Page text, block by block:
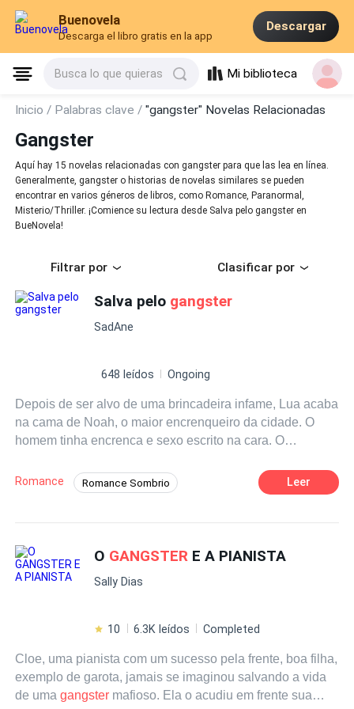
Buenovela
Descarga el libro gratis en la app
Descargar
Busca lo que quieras Mi biblioteca
Inicio / Palabras clave /"gangster" Novelas Relacionadas
Gangster
Aquí hay 15 novelas relacionadas con gangster para que las lea en línea.
Generalmente, gangster o historias de novelas similares se pueden
encontrar en varios géneros de libros, como Romance, Paranormal,
Misterio/Thriller. ¡Comience su lectura desde Salva pelo gangster en
BueNovela!
Filtrar por Clasificar por
Salva pelo gangster
SadAne
648 leídos Ongoing
Depois de ser alvo de uma brincadeira infame, Lua acaba
na cama de Noah, o maior encrenqueiro da cidade. O
homem tinha encrenca e sexo escrito na cara. O
dela, e isso não parecia coisa boa, uma vez que ele era
irmão de Leandro, sua paixão de infância e autor da
Romance Romance Sombrio Leer
O GANGSTER E A PIANISTA
Sally Dias
10 6.3K leídos Completed
Cloe, uma pianista com um sucesso pela frente, boa filha,
exemplo de garota, jamais se imaginou salvando a vida
de umagangster mafioso. Ela o acudiu em frente sua